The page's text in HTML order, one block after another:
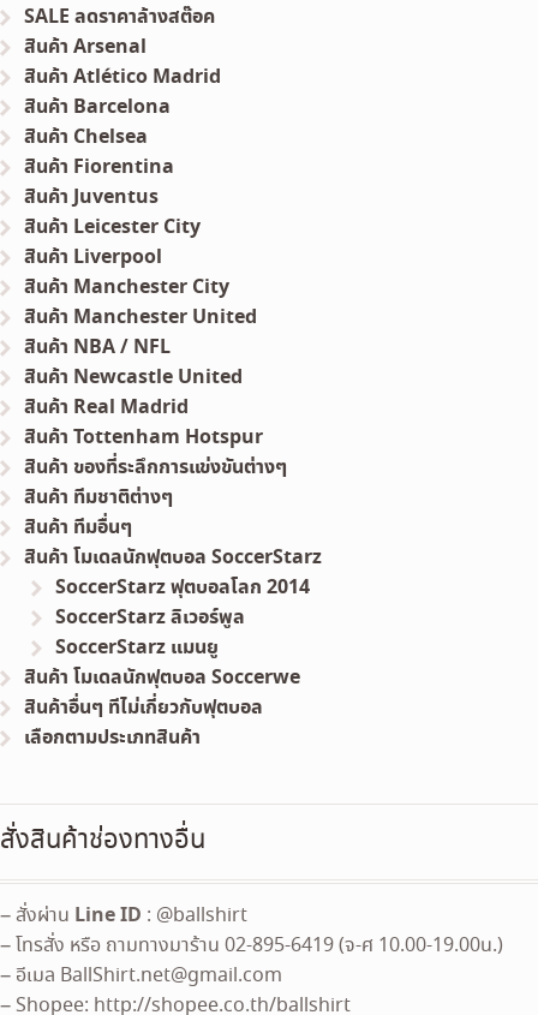
SALE ลดราคาล้างสต๊อค
สินค้า Arsenal
สินค้า Atlético Madrid
สินค้า Barcelona
สินค้า Chelsea
สินค้า Fiorentina
สินค้า Juventus
สินค้า Leicester City
สินค้า Liverpool
สินค้า Manchester City
สินค้า Manchester United
สินค้า NBA / NFL
สินค้า Newcastle United
สินค้า Real Madrid
สินค้า Tottenham Hotspur
สินค้า ของที่ระลึกการแข่งขันต่างๆ
สินค้า ทีมชาติต่างๆ
สินค้า ทีมอื่นๆ
สินค้า โมเดลนักฟุตบอล SoccerStarz
SoccerStarz ฟุตบอลโลก 2014
SoccerStarz ลิเวอร์พูล
SoccerStarz แมนยู
สินค้า โมเดลนักฟุตบอล Soccerwe
สินค้าอื่นๆ ทีไม่เกี่ยวกับฟุตบอล
เลือกตามประเภทสินค้า
สั่งสินค้าช่องทางอื่น
– สั่งผ่าน Line ID : @ballshirt
– โทรสั่ง หรือ ถามทางมาร้าน 02-895-6419 (จ-ศ 10.00-19.00น.)
– อีเมล BallShirt.net@gmail.com
– Shopee: http://shopee.co.th/ballshirt